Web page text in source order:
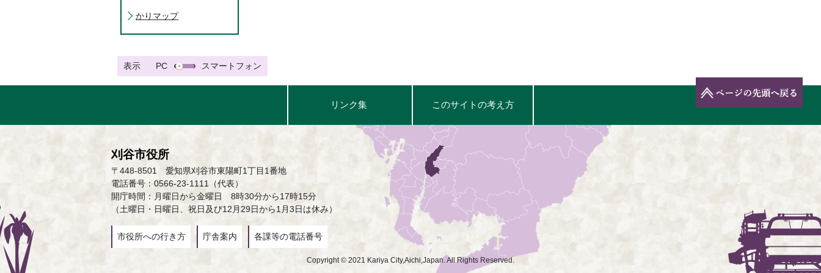
かりマップ
表示 PC スマートフォン
リンク集 このサイトの考え方
刈谷市役所
〒448-8501 愛知県刈谷市東陽町1丁目1番地
電話番号：0566-23-1111（代表）
開庁時間：月曜日から金曜日 8時30分から17時15分
（土曜日・日曜日、祝日及び12月29日から1月3日は休み）
市役所への行き方 庁舎案内 各課等の電話番号
Copyright © 2021 Kariya City,Aichi,Japan. All Rights Reserved.